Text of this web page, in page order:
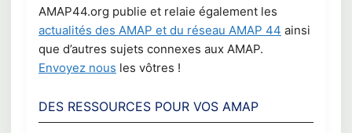
AMAP44.org publie et relaie également les
actualités des AMAP et du réseau AMAP 44 ainsi
que d’autres sujets connexes aux AMAP.
Envoyez nous les vôtres !
DES RESSOURCES POUR VOS AMAP